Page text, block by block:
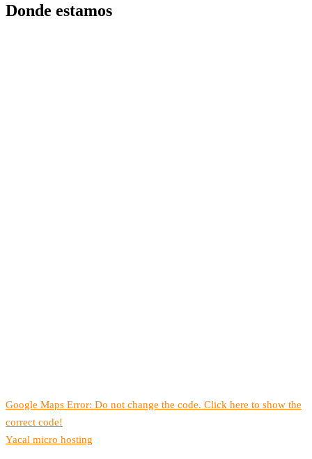
Donde estamos
Google Maps Error: Do not change the code. Click here to show the
correct code!
Yacal micro hosting